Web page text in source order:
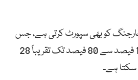
کو بھی سپورٹ کرتی ہے، جس
کو 10 فیصد سے 80 فیصد تک تقریباً 28
سکتا ہے۔